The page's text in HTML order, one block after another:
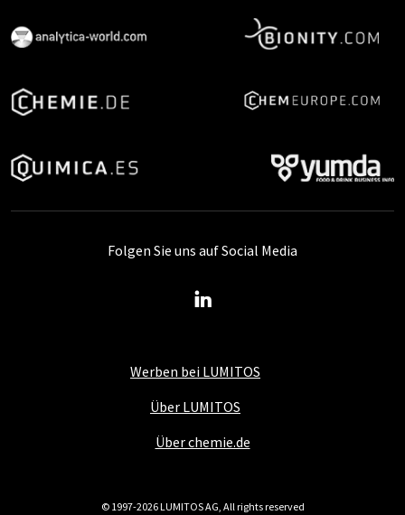
Werben bei LUMITOS
Über LUMITOS
Über chemie.de
Folgen Sie uns auf Social Media
© 1997-2026 LUMITOS AG, All rights reserved